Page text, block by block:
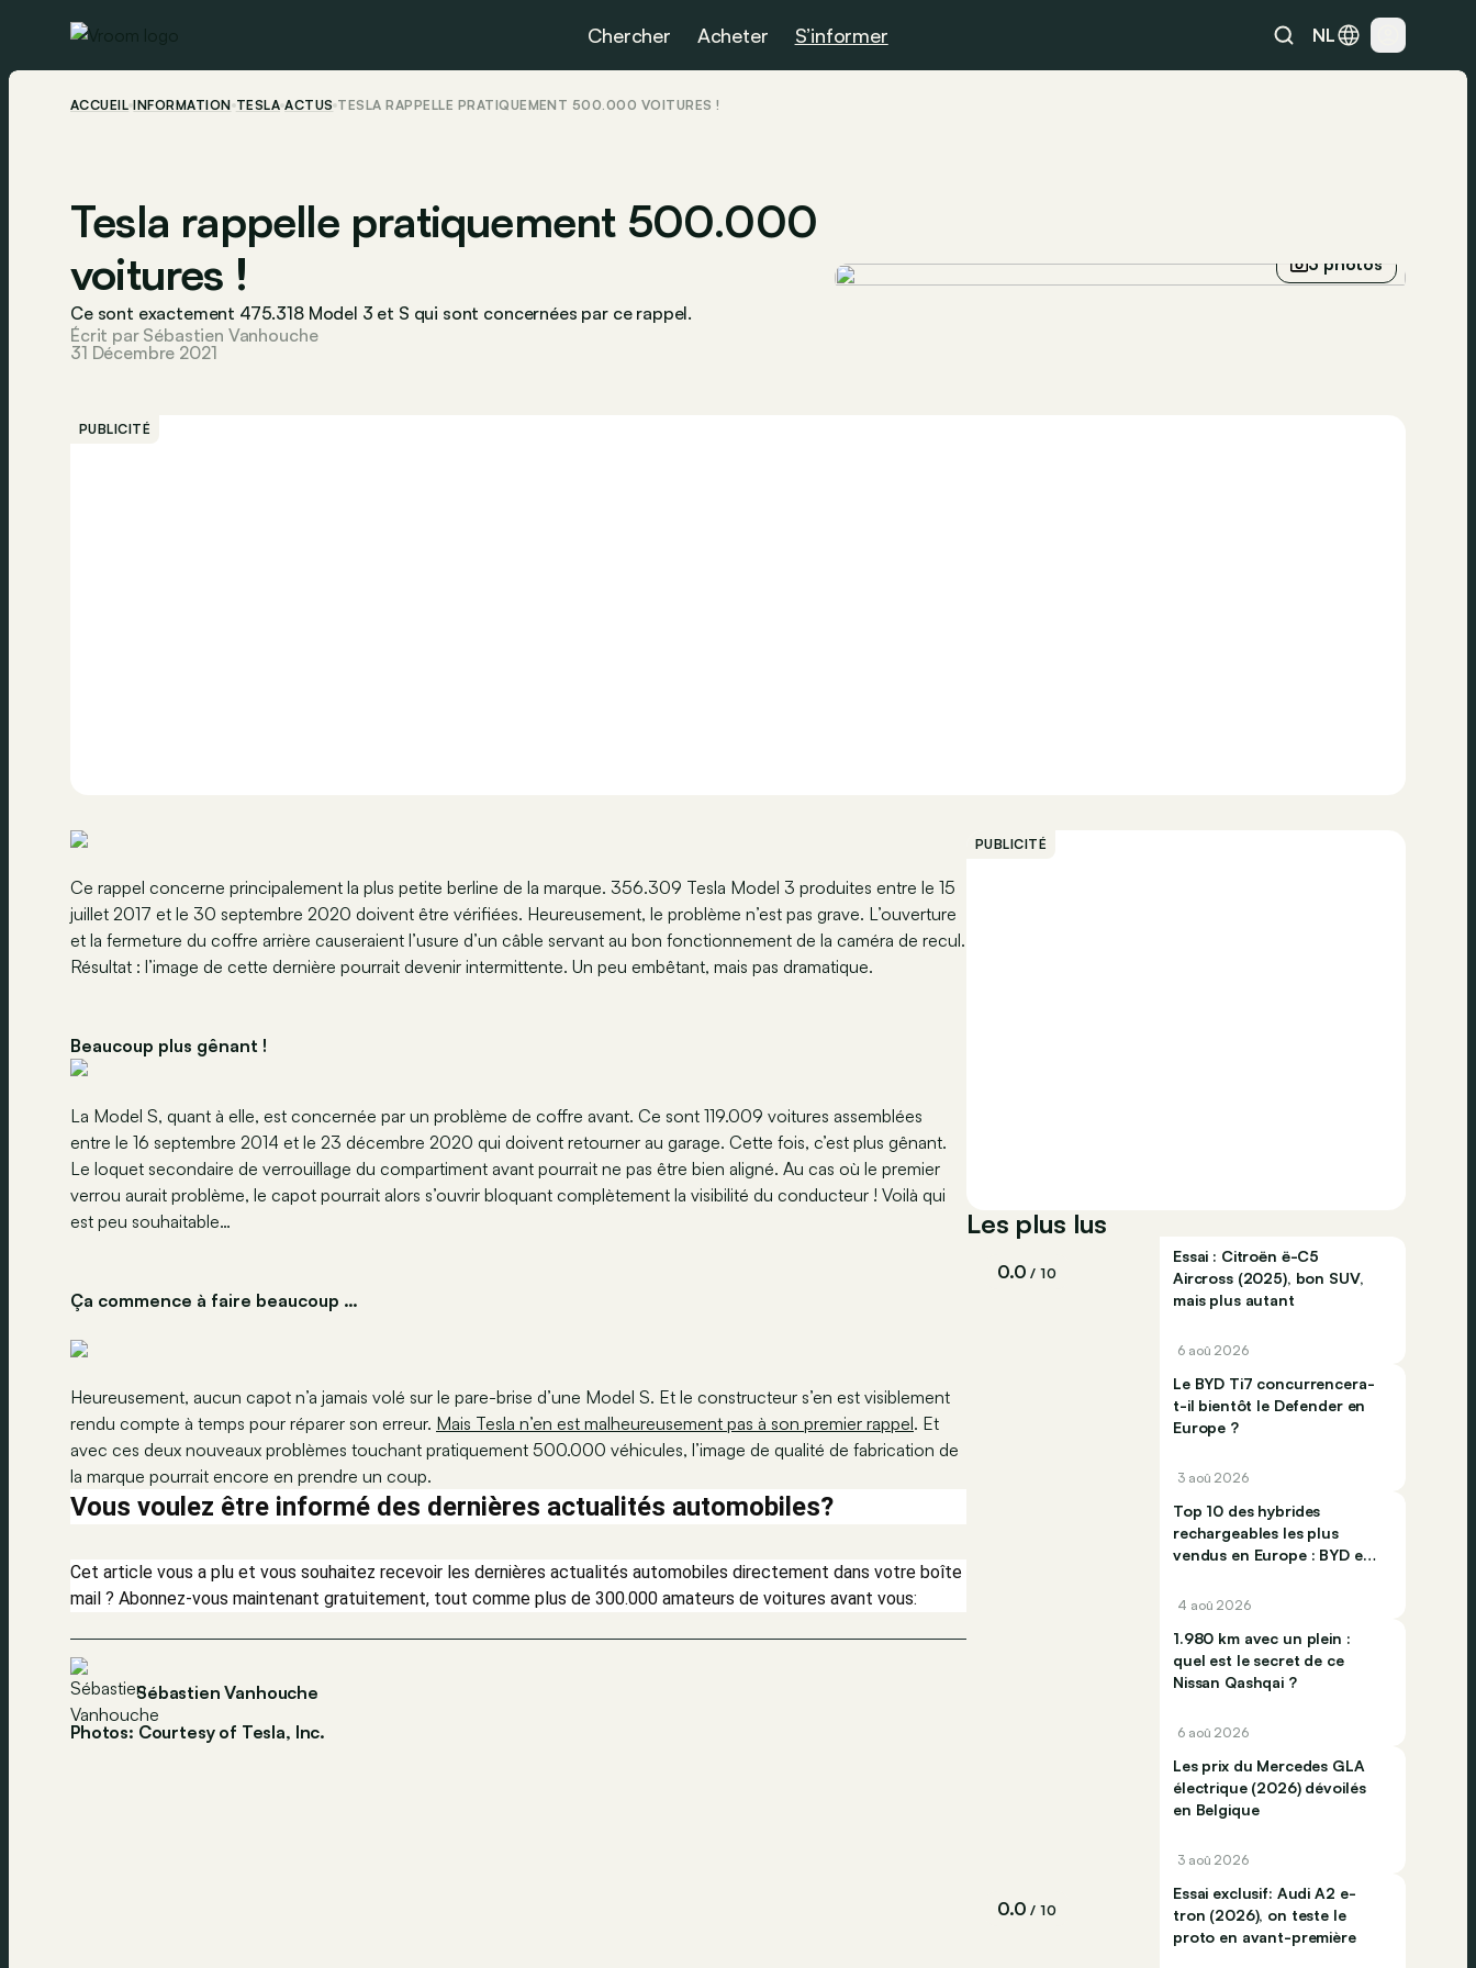
Chercher Acheter S’informer NL
ACCUEIL INFORMATION TESLA ACTUS TESLA RAPPELLE PRATIQUEMENT 500.000 VOITURES !
Tesla rappelle pratiquement 500.000
voitures !
Ce sont exactement 475.318 Model 3 et S qui sont concernées par ce rappel.
Écrit par Sébastien Vanhouche
31 Décembre 2021
3 photos
PUBLICITÉ
Ce rappel concerne principalement la plus petite berline de la marque. 356.309 Tesla Model 3 produites entre le 15
juillet 2017 et le 30 septembre 2020 doivent être vérifiées. Heureusement, le problème n’est pas grave. L’ouverture
et la fermeture du coffre arrière causeraient l’usure d’un câble servant au bon fonctionnement de la caméra de recul.
Résultat : l’image de cette dernière pourrait devenir intermittente. Un peu embêtant, mais pas dramatique.
Beaucoup plus gênant !
La Model S, quant à elle, est concernée par un problème de coffre avant. Ce sont 119.009 voitures assemblées
entre le 16 septembre 2014 et le 23 décembre 2020 qui doivent retourner au garage. Cette fois, c’est plus gênant.
Le loquet secondaire de verrouillage du compartiment avant pourrait ne pas être bien aligné. Au cas où le premier
verrou aurait problème, le capot pourrait alors s’ouvrir bloquant complètement la visibilité du conducteur ! Voilà qui
est peu souhaitable…
Ça commence à faire beaucoup …
Heureusement, aucun capot n’a jamais volé sur le pare-brise d’une Model S. Et le constructeur s’en est visiblement
rendu compte à temps pour réparer son erreur. Mais Tesla n’en est malheureusement pas à son premier rappel. Et
avec ces deux nouveaux problèmes touchant pratiquement 500.000 véhicules, l’image de qualité de fabrication de
la marque pourrait encore en prendre un coup.
Vous voulez être informé des dernières actualités automobiles?
Cet article vous a plu et vous souhaitez recevoir les dernières actualités automobiles directement dans votre boîte
mail ? Abonnez-vous maintenant gratuitement, tout comme plus de 300.000 amateurs de voitures avant vous:
Sébastien Vanhouche
Photos: Courtesy of Tesla, Inc.
PUBLICITÉ
Les plus lus
0.0/ 10
Essai : Citroën ë-C5
Aircross (2025), bon SUV,
mais plus autant
6 aoû 2026
Le BYD Ti7 concurrencera-
t-il bientôt le Defender en
Europe ?
3 aoû 2026
Top 10 des hybrides
rechargeables les plus
vendus en Europe : BYD et
4 aoû 2026
1.980 km avec un plein :
quel est le secret de ce
Nissan Qashqai ?
6 aoû 2026
Les prix du Mercedes GLA
électrique (2026) dévoilés
en Belgique
3 aoû 2026
0.0/ 10
Essai exclusif: Audi A2 e-
tron (2026), on teste le
proto en avant-première